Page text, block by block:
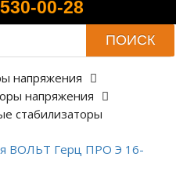
00-28
ПОИСК
напряжения
напряжения
стабилизаторы
ВОЛЬТ Герц ПРО Э 16-